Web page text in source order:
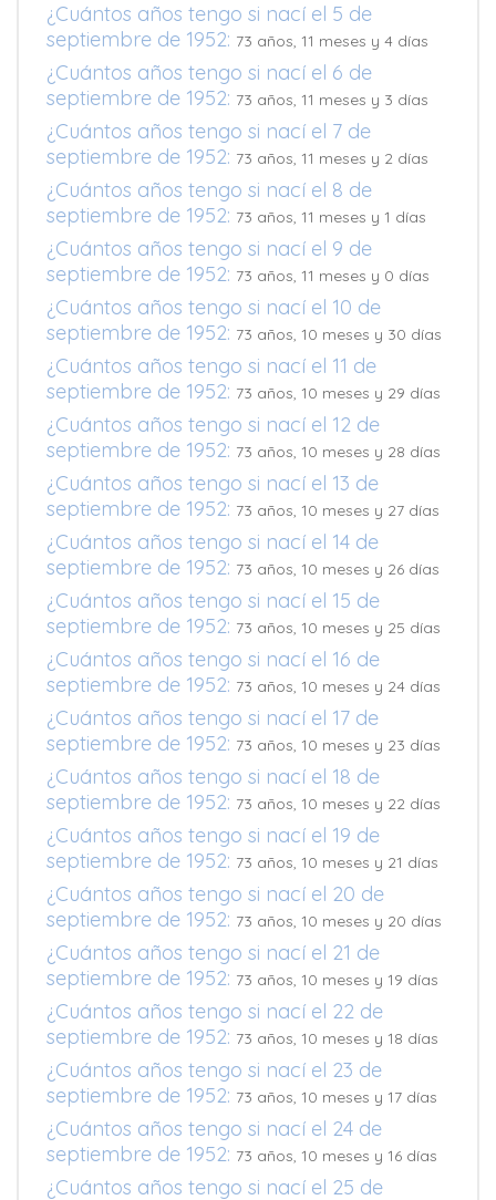
¿Cuántos años tengo si nací el 5 de
septiembre de 1952: 73 años, 11 meses y 4 días
¿Cuántos años tengo si nací el 6 de
septiembre de 1952: 73 años, 11 meses y 3 días
¿Cuántos años tengo si nací el 7 de
septiembre de 1952: 73 años, 11 meses y 2 días
¿Cuántos años tengo si nací el 8 de
septiembre de 1952: 73 años, 11 meses y 1 días
¿Cuántos años tengo si nací el 9 de
septiembre de 1952: 73 años, 11 meses y 0 días
¿Cuántos años tengo si nací el 10 de
septiembre de 1952: 73 años, 10 meses y 30 días
¿Cuántos años tengo si nací el 11 de
septiembre de 1952: 73 años, 10 meses y 29 días
¿Cuántos años tengo si nací el 12 de
septiembre de 1952: 73 años, 10 meses y 28 días
¿Cuántos años tengo si nací el 13 de
septiembre de 1952: 73 años, 10 meses y 27 días
¿Cuántos años tengo si nací el 14 de
septiembre de 1952: 73 años, 10 meses y 26 días
¿Cuántos años tengo si nací el 15 de
septiembre de 1952: 73 años, 10 meses y 25 días
¿Cuántos años tengo si nací el 16 de
septiembre de 1952: 73 años, 10 meses y 24 días
¿Cuántos años tengo si nací el 17 de
septiembre de 1952: 73 años, 10 meses y 23 días
¿Cuántos años tengo si nací el 18 de
septiembre de 1952: 73 años, 10 meses y 22 días
¿Cuántos años tengo si nací el 19 de
septiembre de 1952: 73 años, 10 meses y 21 días
¿Cuántos años tengo si nací el 20 de
septiembre de 1952: 73 años, 10 meses y 20 días
¿Cuántos años tengo si nací el 21 de
septiembre de 1952: 73 años, 10 meses y 19 días
¿Cuántos años tengo si nací el 22 de
septiembre de 1952: 73 años, 10 meses y 18 días
¿Cuántos años tengo si nací el 23 de
septiembre de 1952: 73 años, 10 meses y 17 días
¿Cuántos años tengo si nací el 24 de
septiembre de 1952: 73 años, 10 meses y 16 días
¿Cuántos años tengo si nací el 25 de